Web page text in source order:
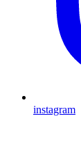
instagram